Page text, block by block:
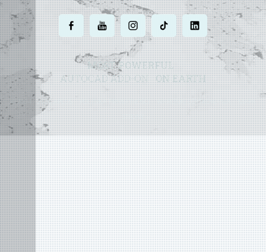
. . . . .
MOST POWERFUL
AUTOCAD ADD-ONON EARTH
©2004 - 2026 APLUS ·POLITYKA PRYWATNOŚCI·WARUNKI UŻYTKOWANIA·MAPA
STRONY